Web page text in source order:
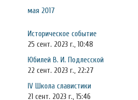
мая 2017
Историческое событие
25 сент. 2023 г., 10:48
Юбилей В. И. Подлесской
22 сент. 2023 г., 22:27
IV Школа славистики
21 сент. 2023 г., 15:46